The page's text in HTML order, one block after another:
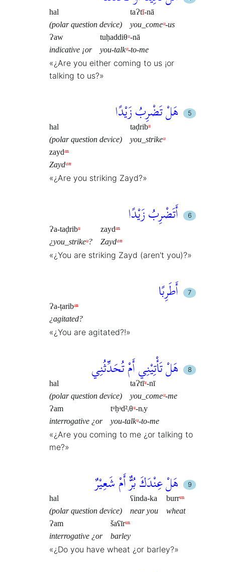
hal
(polar question device)
taɁtī-nā
you_comeᵘ-us
Ɂaw
indicative ¡or
tuḥaddiθᵘ-nā
you-talkᵘ-to-me
«¿Are you either coming to us ¡or
talking to us?»
هَلْ تَضْرِبُ زَيْدًا
hal
(polar question device)
taḍribᵘ
you_strikeᵘ
zaydᵃⁿ
Zaydᵃⁿ
«¿Are you striking Zayd?»
أَتَضْرِبُ زَيْدًا
Ɂa-taḍribᵘ
¿you_strikeᵘ?
zaydᵃⁿ
Zaydᵃⁿ
«¿You are striking Zayd (aren't you)?»
أَطَرِبًا
Ɂa-ṭaribᵃⁿ
¿agitated?
«¿You are agitated?!»
هَلْ تَأْتِيْنِي أَمْ تُحَدِّثُنِي
hal
(polar question device)
taɁtīᵘ-nī
you_comeᵘ-me
Ɂam
interrogative ¿or
tᵘḥᵃd²ᵢθᵘ-nᵢy
you-talkᵘ-to-me
«¿Are you coming to me ¿or talking to
me?»
هَلْ عِنْدَكَ بُرٌّ أَمْ شَعِيْرٌ
hal
(polar question device)
ʕinda-ka
near you
burrᵘⁿ
wheat
Ɂam
interrogative ¿or
šaʕīrᵘⁿ
barley
«¿Do you have wheat ¿or barley?»